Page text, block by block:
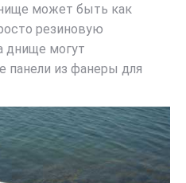
может быть как
резиновую
днище могут
панели из фанеры для